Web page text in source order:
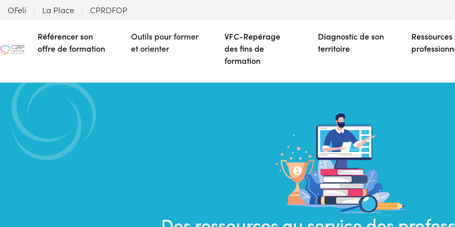
contenu
principal
OFeli La Place CPRDFOP
Référencer son
offre de formation
Outils pour former
et orienter
VFC-Repérage
des fins de
formation
Diagnostic de son
territoire
Ressources
Saisir
une